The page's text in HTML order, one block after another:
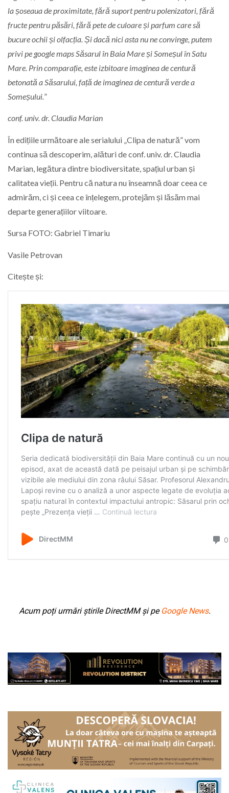
la șoseaua de proximitate, fără suport pentru polenizatori, fără
fructe pentru păsări, fără pete de culoare și parfum care să
bucure ochii și olfacția. Și dacă nici asta nu ne convinge, putem
privi pe google maps Săsarul în Baia Mare și Someșul în Satu
Mare. Prin comparație, este izbitoare imaginea de centură
betonată a Săsarului, față de imaginea de centură verde a
Someșului.”
conf. univ. dr. Claudia Marian
În edițiile următoare ale serialului „Clipa de natură” vom
continua să descoperim, alături de conf. univ. dr. Claudia
Marian, legătura dintre biodiversitate, spațiul urban și
calitatea vieții. Pentru că natura nu înseamnă doar ceea ce
admirăm, ci și ceea ce înțelegem, protejăm și lăsăm mai
departe generațiilor viitoare.
Sursa FOTO: Gabriel Timariu
Vasile Petrovan
Citește și:
Acum poți urmări știrile DirectMM și pe Google News.